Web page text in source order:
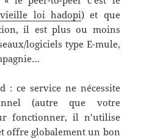
loi hadopi) et que
il est plus ou moins
logiciels type E-mule,
: ce service ne nécessite
(autre que votre
fonctionner, il n’utilise
offre globalement un bon